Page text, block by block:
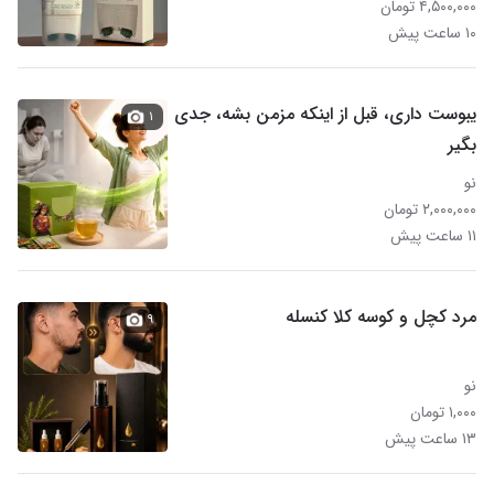
۴,۵۰۰,۰۰۰ تومان
۱۰ ساعت پیش
یبوست داری، قبل از اینکه مزمن بشه، جدی
بگیر
نو
۲,۰۰۰,۰۰۰ تومان
۱۱ ساعت پیش
۱
مرد کچل و کوسه کلا کنسله
نو
۱,۰۰۰ تومان
۱۳ ساعت پیش
۹